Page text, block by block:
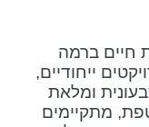
חיים ברמה
ייחודיים,
ומלאת
מתקיימים